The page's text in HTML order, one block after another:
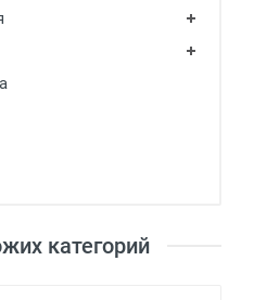
категорий